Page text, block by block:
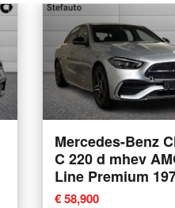
Mercedes-Benz
C 220 d mhev
Line Premium
auto nuova a
€ 58,900